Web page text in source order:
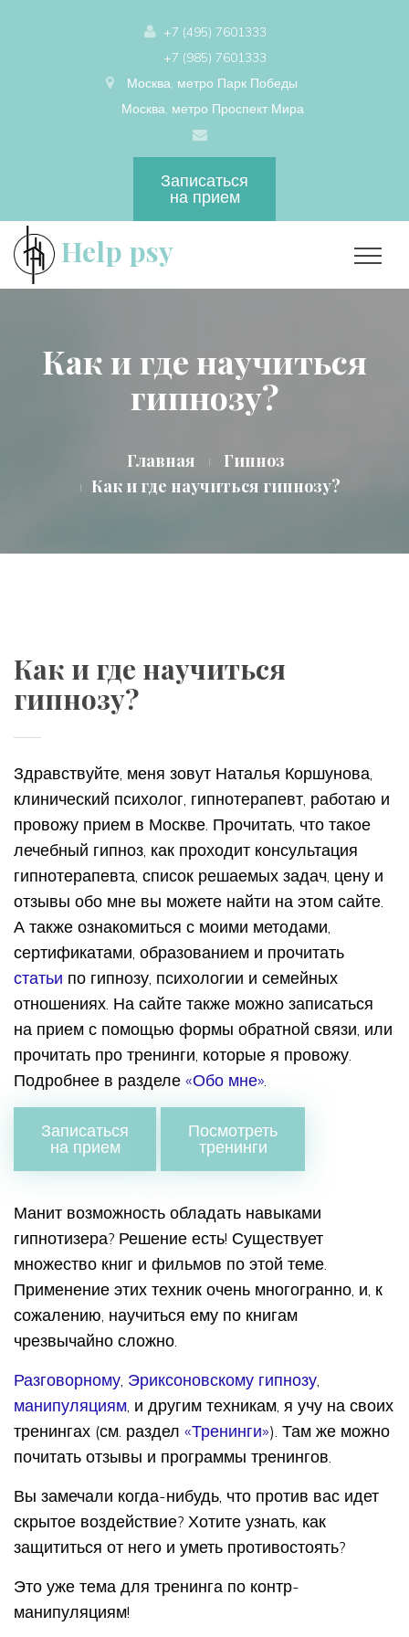
+7 (495) 7601333
+7 (985) 7601333
Москва, метро Парк Победы
Москва, метро Проспект Мира
Записаться
на прием
Help psy
Как и где научиться
гипнозу?
Главная
Гипноз
Как и где научиться гипнозу?
Как и где научиться
гипнозу?
Здравствуйте, меня зовут Наталья Коршунова,
клинический психолог, гипнотерапевт, работаю и
провожу прием в Москве. Прочитать, что такое
лечебный гипноз, как проходит консультация
гипнотерапевта, список решаемых задач, цену и
отзывы обо мне вы можете найти на этом сайте.
А также ознакомиться с моими методами,
сертификатами, образованием и прочитать
статьи по гипнозу, психологии и семейных
отношениях. На сайте также можно записаться
на прием с помощью формы обратной связи, или
прочитать про тренинги, которые я провожу.
Подробнее в разделе «Обо мне».
Записаться
на прием
Посмотреть
тренинги
Манит возможность обладать навыками
гипнотизера? Решение есть! Существует
множество книг и фильмов по этой теме.
Применение этих техник очень многогранно, и, к
сожалению, научиться ему по книгам
чрезвычайно сложно.
Разговорному, Эриксоновскому гипнозу,
манипуляциям, и другим техникам, я учу на своих
тренингах (см. раздел «Тренинги»). Там же можно
почитать отзывы и программы тренингов.
Вы замечали когда-нибудь, что против вас идет
скрытое воздействие? Хотите узнать, как
защититься от него и уметь противостоять?
Это уже тема для тренинга по контр-
манипуляциям!